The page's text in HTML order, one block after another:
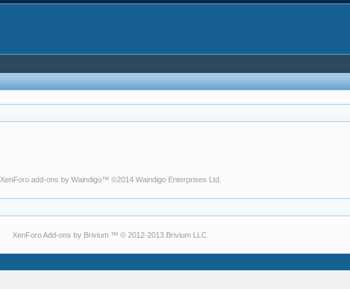
XenForo add-ons by Waindigo™ ©2014 Waindigo Enterprises Ltd
XenForo Add-ons by Brivium ™ © 2012-2013 Brivium LLC.